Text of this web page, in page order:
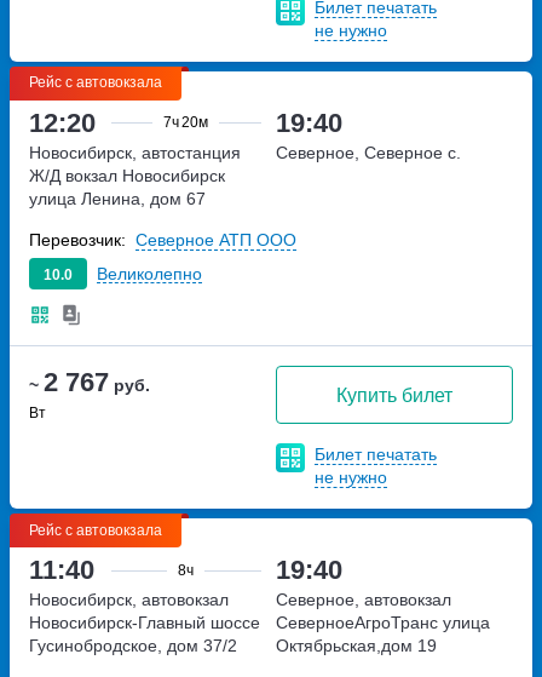
Билет печатать
не нужно
Рейс с автовокзала
12:20 7ч20м 19:40
~ 2 767 руб.
Вт
Купить билет
Билет печатать
не нужно
Новосибирск, автостанция
Ж/Д вокзал Новосибирск
улица Ленина, дом 67
Северное, Северное с.
10.0 Великолепно
Перевозчик: Северное АТП ООО
Рейс с автовокзала
11:40 8ч 19:40
Новосибирск, автовокзал
Новосибирск-Главный шоссе
Гусинобродское, дом 37/2
Северное, автовокзал
СеверноеАгроТранс улица
Октябрьская,дом 19